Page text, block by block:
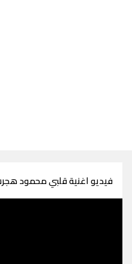
فيديو اغنية قلبي محمود